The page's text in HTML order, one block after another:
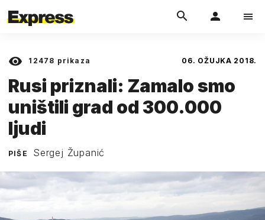
12478 prikaza 06. OŽUJKA 2018.
Rusi priznali: Zamalo smo
uništili grad od 300.000
ljudi
PIŠE Sergej Županić